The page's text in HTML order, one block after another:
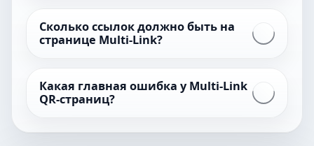
Сколько ссылок должно быть на
странице Multi-Link?
Какая главная ошибка у Multi-Link
QR-страниц?